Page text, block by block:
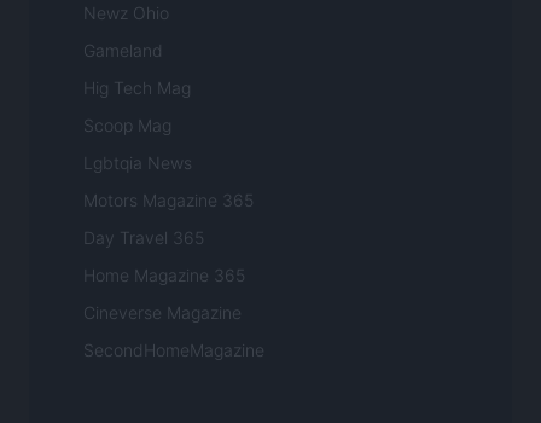
Newz Ohio
Gameland
Hig Tech Mag
Scoop Mag
Lgbtqia News
Motors Magazine 365
Day Travel 365
Home Magazine 365
Cineverse Magazine
SecondHomeMagazine